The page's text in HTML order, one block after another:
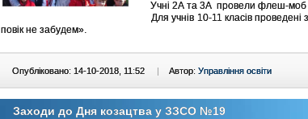
Учні 2А та 3А провели флеш-моб
Для учнів 10-11 класів проведені
повік не забудем».
Опубліковано: 14-10-2018, 11:52 | Автор: Управління освіти
Заходи до Дня козацтва у ЗЗСО №19